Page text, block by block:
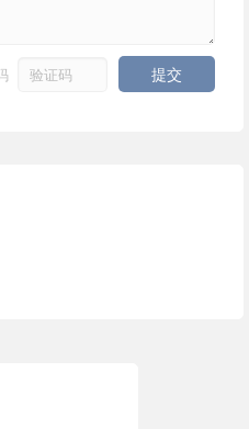
提高菜单栏图标显示密度。
设置中按住图标上下移动，实
我的刘海屏菜单栏图标被遮
）
提交